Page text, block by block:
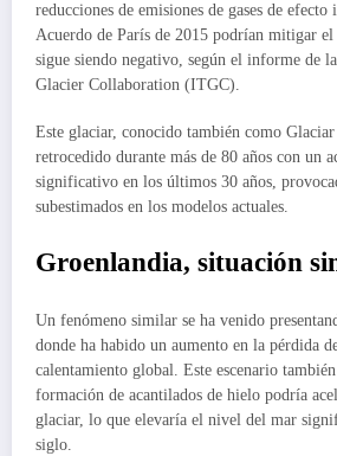
reducciones de emisiones de gases de efecto
Acuerdo de París de 2015 podrían mitigar el
sigue siendo negativo, según el informe de
Glacier Collaboration (ITGC).
Este glaciar, conocido también como
retrocedido durante más de 80 años con un
significativo en los últimos 30 años,
subestimados en los modelos actuales.
Groenlandia, situación
Un fenómeno similar se ha venido
donde ha habido un aumento en la pérdida
calentamiento global. Este escenario
formación de acantilados de hielo podría
glaciar, lo que elevaría el nivel del mar
siglo.